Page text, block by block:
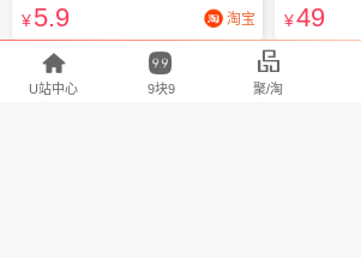
¥5.9 淘宝 ¥49

U站中心

9块9

聚/淘